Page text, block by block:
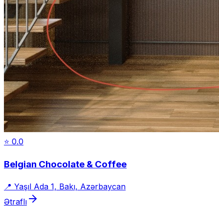
⭐ 0.0
Belgian Chocolate & Coffee
📍 Yaşıl Ada 1, Bakı, Azərbaycan
Ətraflı